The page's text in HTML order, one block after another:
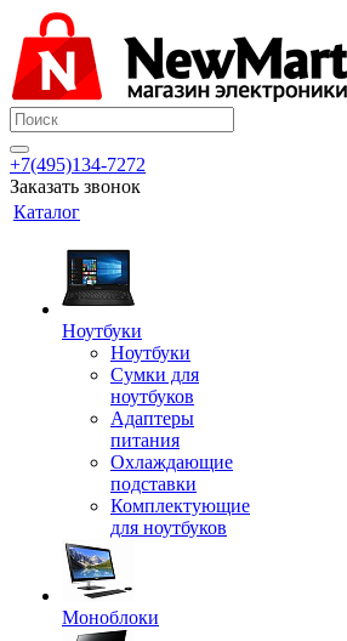
+7(495)134-7272
Заказать звонок
Каталог
Ноутбуки
Ноутбуки
Сумки для
ноутбуков
Адаптеры
питания
Охлаждающие
подставки
Комплектующие
для ноутбуков
Моноблоки